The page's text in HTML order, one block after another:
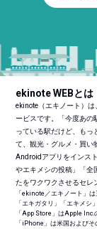
ekinote WEBとは
ekinote（エキノート）
ービスです。「今度あの
っている駅だけど、もっ
て、観光・グルメ・買い
Androidアプリをインス
やエキメシの投稿」「全
たをワクワクさせるセレ
「ekinote／エキノート」
「エキガタリ」「エキメシ
「App Store」はApple Inc.
「iPhone」は米国および